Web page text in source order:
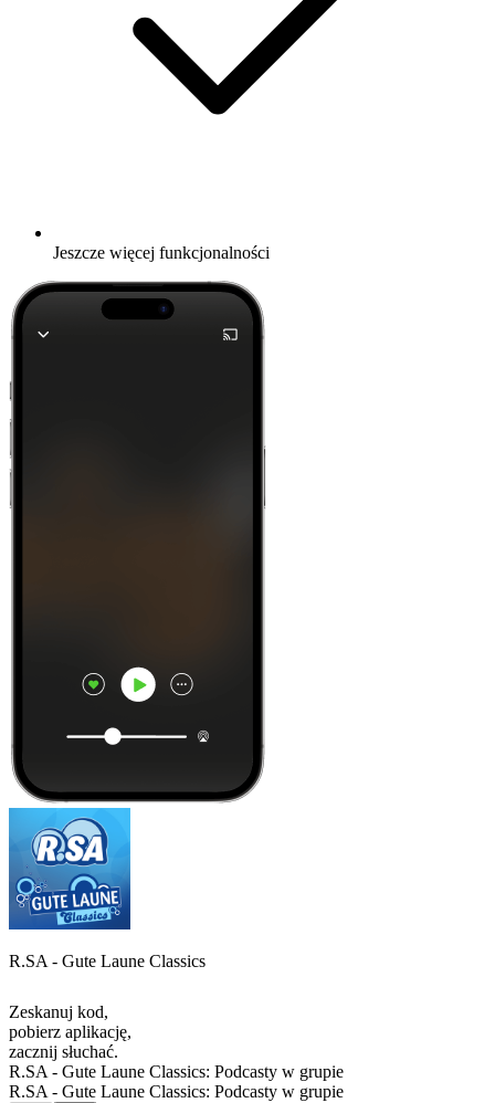
Jeszcze więcej funkcjonalności
R.SA - Gute Laune Classics
Zeskanuj kod,
pobierz aplikację,
zacznij słuchać.
R.SA - Gute Laune Classics: Podcasty w grupie
R.SA - Gute Laune Classics: Podcasty w grupie